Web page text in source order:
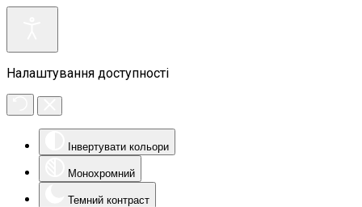
Налаштування доступності
Інвертувати кольори
Монохромний
Темний контраст